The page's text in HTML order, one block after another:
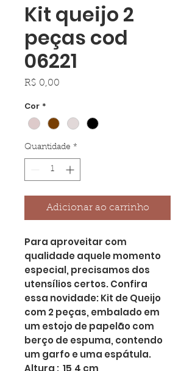
Kit queijo 2
peças cod
06221
R$ 0,00
Cor *
Quantidade *
Adicionar ao carrinho
Para aproveitar com
qualidade aquele momento
especial, precisamos dos
utensílios certos. Confira
essa novidade: Kit de Queijo
com 2 peças, embalado em
um estojo de papelão com
berço de espuma, contendo
um garfo e uma espátula.
Altura : 15,4 cm